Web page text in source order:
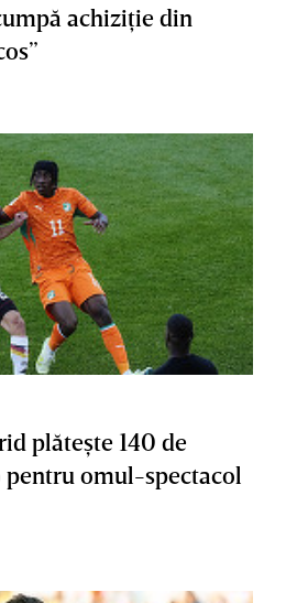
achiziţie din
plăteşte 140 de
omul-spectacol